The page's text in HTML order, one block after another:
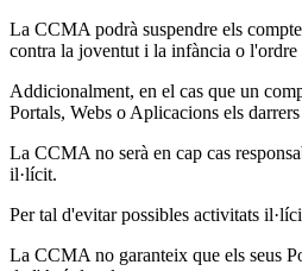
La CCMA podrà suspendre els
contra la joventut i la infància o
Addicionalment, en el cas que un
Portals, Webs o Aplicacions els
La CCMA no serà en cap cas
il·lícit.
Per tal d'evitar possibles activitats
La CCMA no garanteix que els seus